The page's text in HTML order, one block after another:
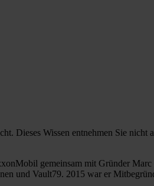
Dieses Wissen entnehmen Sie nicht
gemeinsam mit Gründer
und Vault79. 2015 war er